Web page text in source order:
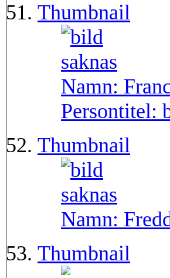
Thumbnail
Namn:
Persontitel:
Thumbnail
Namn:
Thumbnail